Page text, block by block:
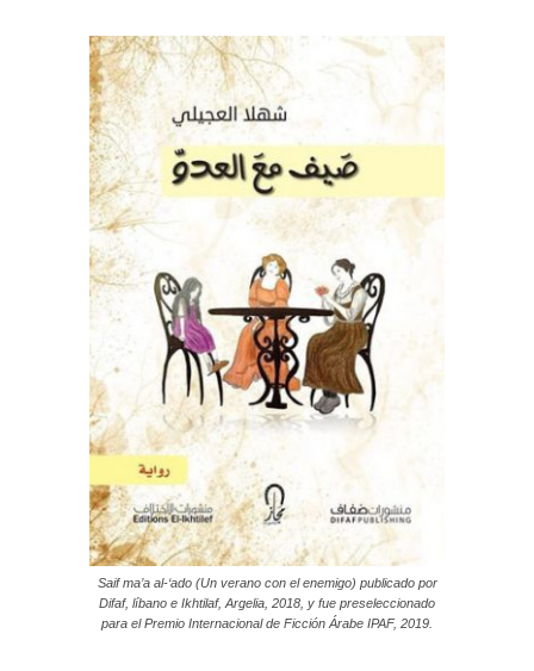
Saif ma’a al-‘ado (Un verano con el enemigo) publicado por
Difaf, líbano e Ikhtilaf, Argelia, 2018, y fue preseleccionado
para el Premio Internacional de Ficción Árabe IPAF, 2019.